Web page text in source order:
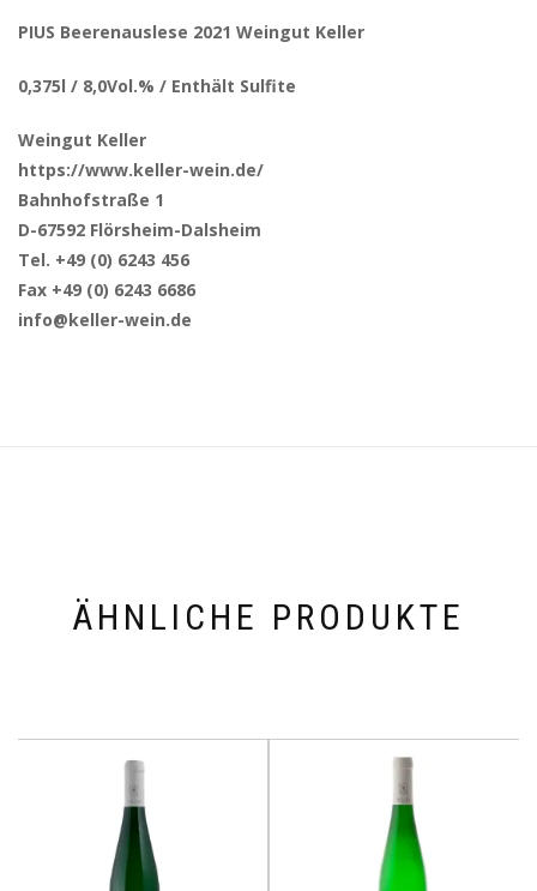
PIUS Beerenauslese 2021 Weingut Keller
0,375l / 8,0Vol.% / Enthält Sulfite
Weingut Keller
https://www.keller-wein.de/
Bahnhofstraße 1
D-67592 Flörsheim-Dalsheim
Tel. +49 (0) 6243 456
Fax +49 (0) 6243 6686
info@keller-wein.de
ÄHNLICHE PRODUKTE